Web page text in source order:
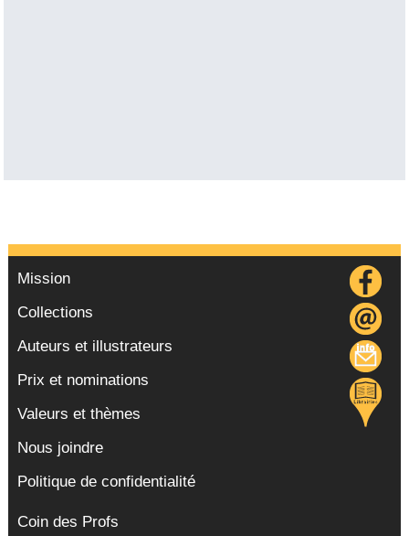
Mission
Collections
Auteurs et illustrateurs
Prix et nominations
Valeurs et thèmes
Nous joindre
Politique de confidentialité
Coin des Profs